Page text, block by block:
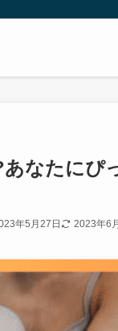
なたにぴ
年5月27日 2023年6